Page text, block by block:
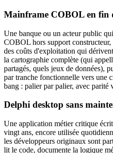
Mainframe COBOL en fin
Une banque ou un acteur public
COBOL hors support
des coûts d'exploitation qui
la cartographie complète (qui
partagés, quels jeux de données),
par tranche fonctionnelle vers une
bang : palier par palier, avec parité
Delphi desktop sans
Une application métier critique
vingt ans, encore utilisée
les développeurs originaux sont
lit le code, documente la logique